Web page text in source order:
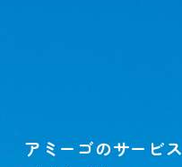
アミーゴのサービス